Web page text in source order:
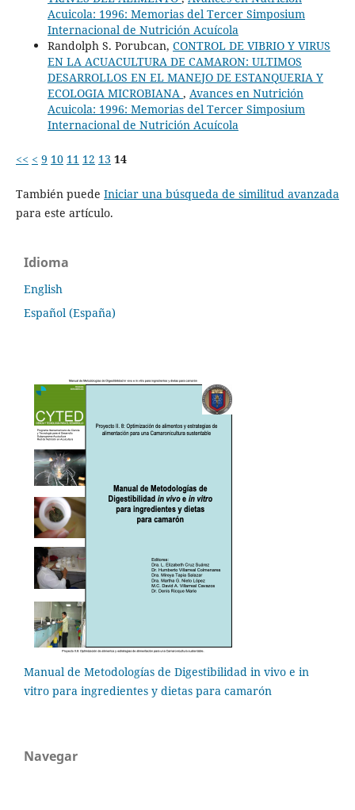
Acuicola: 1996: Memorias del Tercer Simposium
Internacional de Nutrición Acuícola
Randolph S. Porubcan, CONTROL DE VIBRIO Y VIRUS
EN LA ACUACULTURA DE CAMARON: ULTIMOS
DESARROLLOS EN EL MANEJO DE ESTANQUERIA Y
ECOLOGIA MICROBIANA , Avances en Nutrición
Acuicola: 1996: Memorias del Tercer Simposium
Internacional de Nutrición Acuícola
<< < 9 10 11 12 13 14
También puede Iniciar una búsqueda de similitud avanzada
para este artículo.
Idioma
English
Español (España)
Manual de Metodologías de Digestibilidad in vivo e in
vitro para ingredientes y dietas para camarón
Navegar